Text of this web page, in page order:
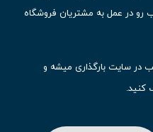
در عمل به مشتریان فروشگاه
در سایت بارگذاری میشه و
کنید.